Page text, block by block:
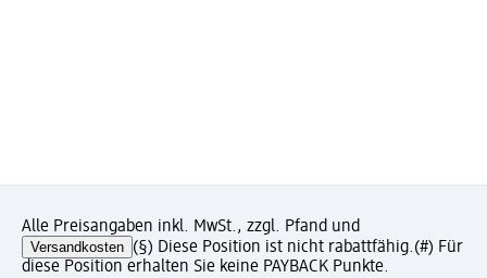
Alle Preisangaben inkl. MwSt., zzgl. Pfand und
Versandkosten (§) Diese Position ist nicht rabattfähig.(#) Für
diese Position erhalten Sie keine PAYBACK Punkte.